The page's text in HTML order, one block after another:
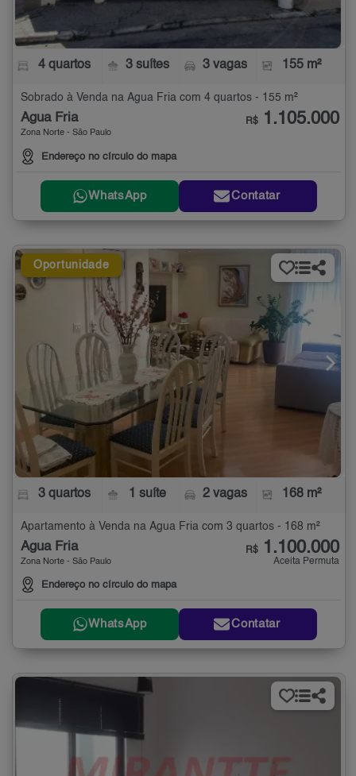
4 quartos 3 suítes 3 vagas 155 m²
Sobrado à Venda na Água Fria com 4 quartos - 155 m²
Água Fria
Zona Norte - São Paulo
Endereço no círculo do mapa
R$ 1.105.000
WhatsApp Contatar
Oportunidade
3 quartos 1 suíte 2 vagas 168 m²
Apartamento à Venda na Água Fria com 3 quartos - 168 m²
Água Fria
Zona Norte - São Paulo
Endereço no círculo do mapa
R$ 1.100.000
Aceita Permuta
WhatsApp Contatar